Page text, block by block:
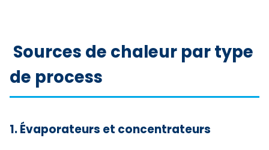
Sources de chaleur par type
de process
1. Évaporateurs et concentrateurs